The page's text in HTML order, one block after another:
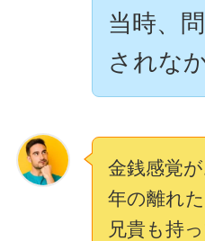
当時、
されな
金銭感覚
年の離れ
兄貴も持